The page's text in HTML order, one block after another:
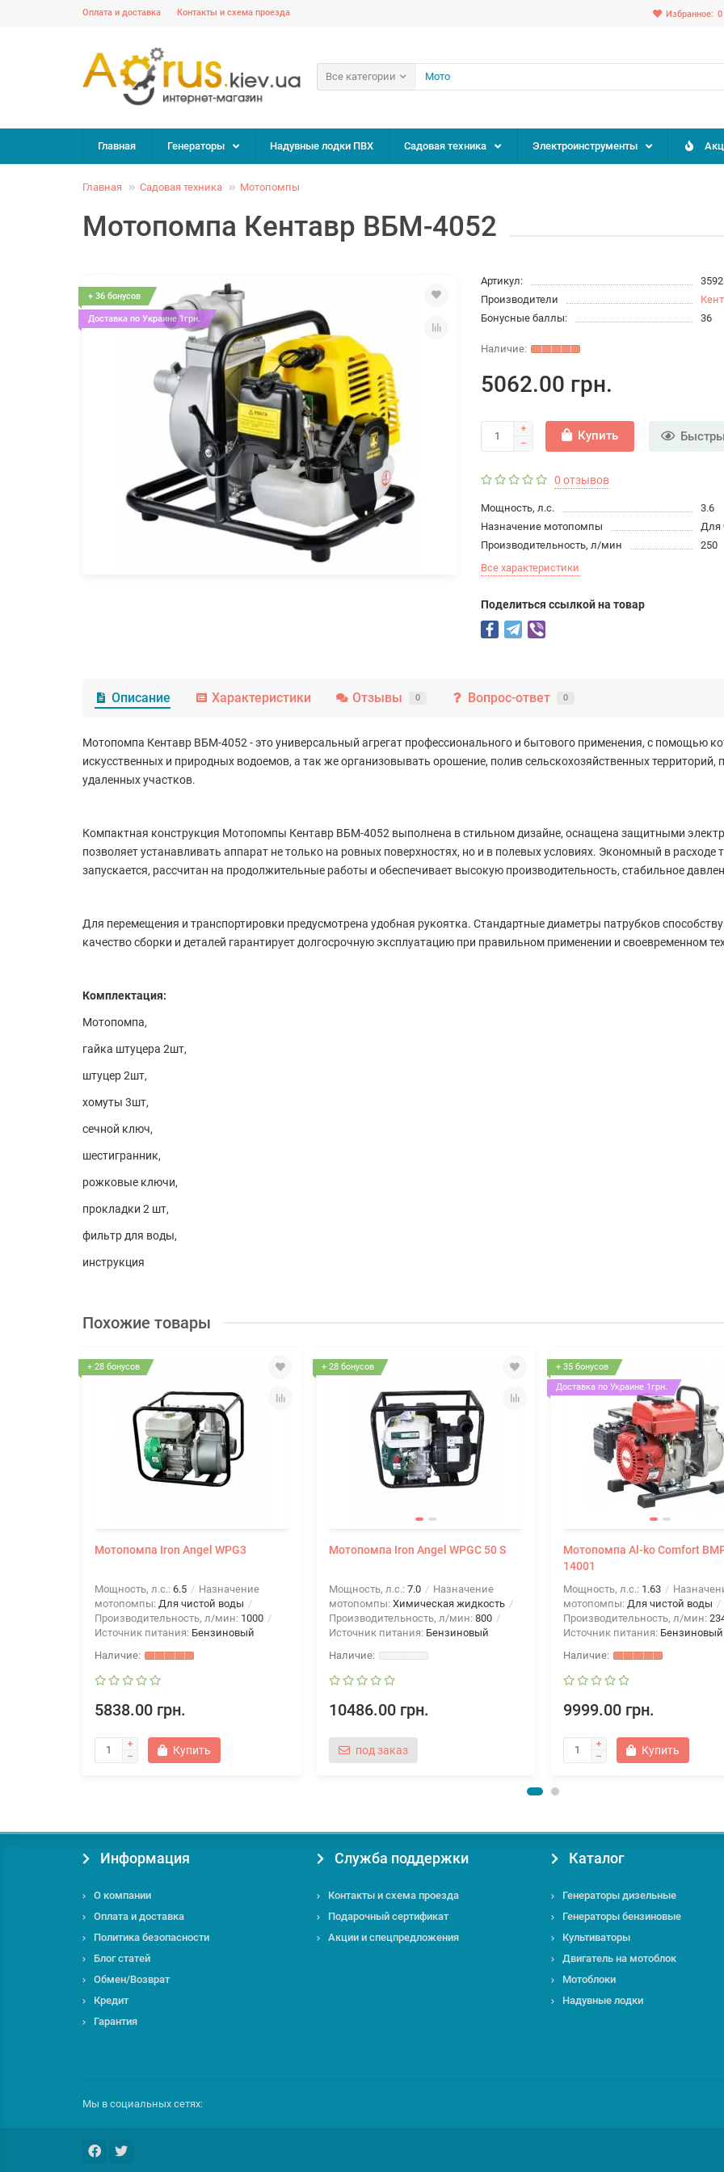
Избранное: 0
Оплата и доставка Контакты и схема проезда
Все категории
Главная Генераторы Надувные лодки ПВХ Садовая техника Электроинструменты
Главная Садовая техника Мотопомпы
Мотопомпа Кентавр ВБМ-4052
+ 36 бонусов
Доставка по Украине 1грн.
Артикул:
Производители
Бонусные баллы:
36
5062.00 грн.
Купить
0 отзывов
Мощность, л.с.
3.6
Назначение мотопомпы
Для
Производительность, л/мин
250
Все характеристики
Поделиться ссылкой на товар
Описание Характеристики Отзывы 0 Вопрос-ответ 0
Мотопомпа Кентавр ВБМ-4052 - это универсальный агрегат профессионального и бытового применения, с помощью
искусственных и природных водоемов, а так же организовывать орошение, полив сельскохозяйственных
удаленных участков.
Компактная конструкция Мотопомпы Кентавр ВБМ-4052 выполнена в стильном дизайне, оснащена защитными
позволяет устанавливать аппарат не только на ровных поверхностях, но и в полевых условиях. Экономный в
запускается, рассчитан на продолжительные работы и обеспечивает высокую производительность, стабильное
Для перемещения и транспортировки предусмотрена удобная рукоятка. Стандартные диаметры патрубков
качество сборки и деталей гарантирует долгосрочную эксплуатацию при правильном применении и своевременном
Комплектация:
Мотопомпа,
гайка штуцера 2шт,
штуцер 2шт,
хомуты 3шт,
сечной ключ,
шестигранник,
рожковые ключи,
прокладки 2 шт,
фильтр для воды,
инструкция
Похожие товары
+ 28 бонусов
Мотопомпа Iron Angel WPG3
Мощность, л.с.: 6.5
Назначение
мотопомпы: Для чистой воды
Производительность, л/мин: 1000
Источник питания: Бензиновый
5838.00 грн.
Купить
+ 28 бонусов
Мотопомпа Iron Angel WPGC 50 S
Мощность, л.с.: 7.0
Назначение
мотопомпы: Химическая жидкость
Производительность, л/мин: 800
Источник питания: Бензиновый
10486.00 грн.
под заказ
+ 35 бонусов
Доставка по Украине 1грн.
Мотопомпа Al-ko Comfort
14001
Мощность, л.с.: 1.63
мотопомпы: Для чистой воды
Производительность, л/мин:
Источник питания: Бензиновый
9999.00 грн.
Купить
Информация
О компании
Оплата и доставка
Политика безопасности
Блог статей
Обмен/Возврат
Кредит
Гарантия
Служба поддержки
Контакты и схема проезда
Подарочный сертификат
Акции и спецпредложения
Каталог
Генераторы дизельные
Генераторы бензиновые
Культиваторы
Двигатель на мотоблок
Мотоблоки
Надувные лодки
Мы в социальных сетях: